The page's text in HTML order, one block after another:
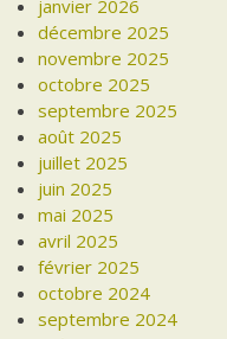
janvier 2026
décembre 2025
novembre 2025
octobre 2025
septembre 2025
août 2025
juillet 2025
juin 2025
mai 2025
avril 2025
février 2025
octobre 2024
septembre 2024